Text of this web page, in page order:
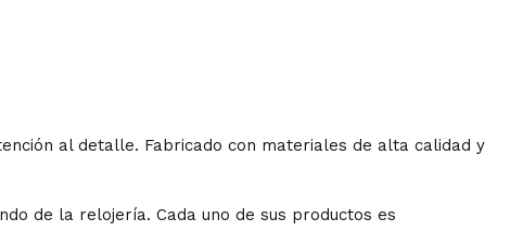
al detalle. Fabricado con materiales de alta calidad y
de la relojería. Cada uno de sus productos es